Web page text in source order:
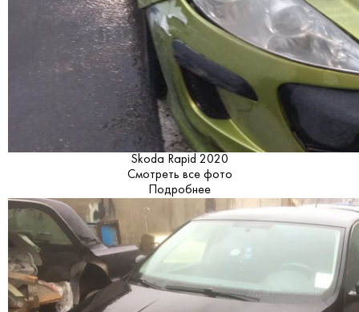
Skoda Rapid 2020
Смотреть все фото
Подробнее